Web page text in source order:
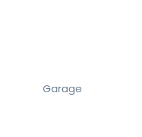
Garage